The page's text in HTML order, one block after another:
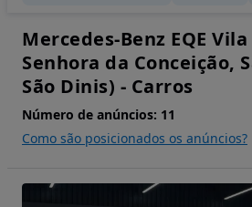
Mercedes-Benz EQE
Senhora da Conceição,
São Dinis) - Carros
Número de anúncios: 11
Como são posicionados os anúncios?